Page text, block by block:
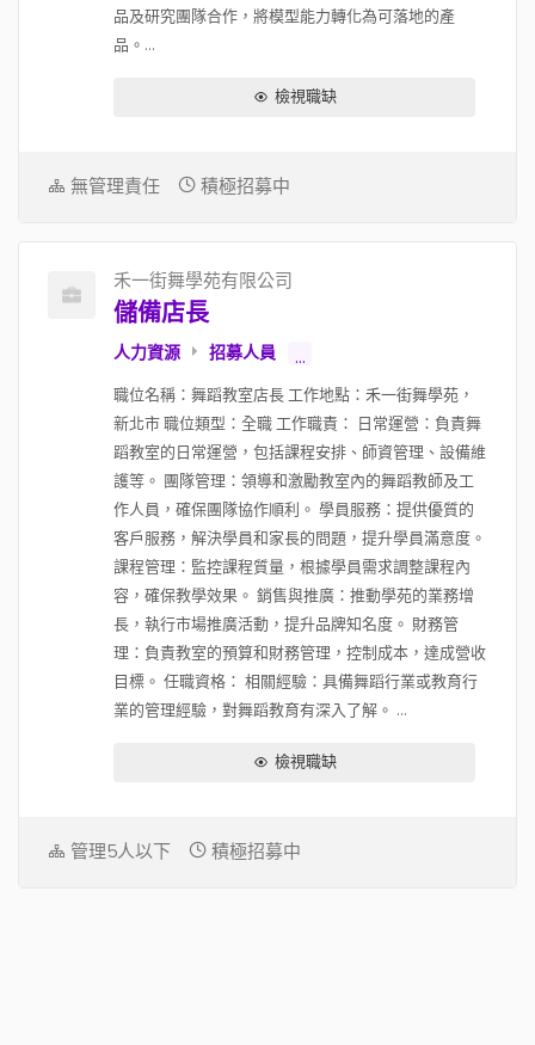
品及研究團隊合作，將模型能力轉化為可落地的產
品。...
檢視職缺
無管理責任 積極招募中
禾一街舞學苑有限公司
儲備店長
人力資源 招募人員 ...
職位名稱：舞蹈教室店長 工作地點：禾一街舞學苑，
新北市 職位類型：全職 工作職責： 日常運營：負責舞
蹈教室的日常運營，包括課程安排、師資管理、設備維
護等。 團隊管理：領導和激勵教室內的舞蹈教師及工
作人員，確保團隊協作順利。 學員服務：提供優質的
客戶服務，解決學員和家長的問題，提升學員滿意度。
課程管理：監控課程質量，根據學員需求調整課程內
容，確保教學效果。 銷售與推廣：推動學苑的業務增
長，執行市場推廣活動，提升品牌知名度。 財務管
理：負責教室的預算和財務管理，控制成本，達成營收
目標。 任職資格： 相關經驗：具備舞蹈行業或教育行
業的管理經驗，對舞蹈教育有深入了解。 ...
檢視職缺
管理5人以下 積極招募中